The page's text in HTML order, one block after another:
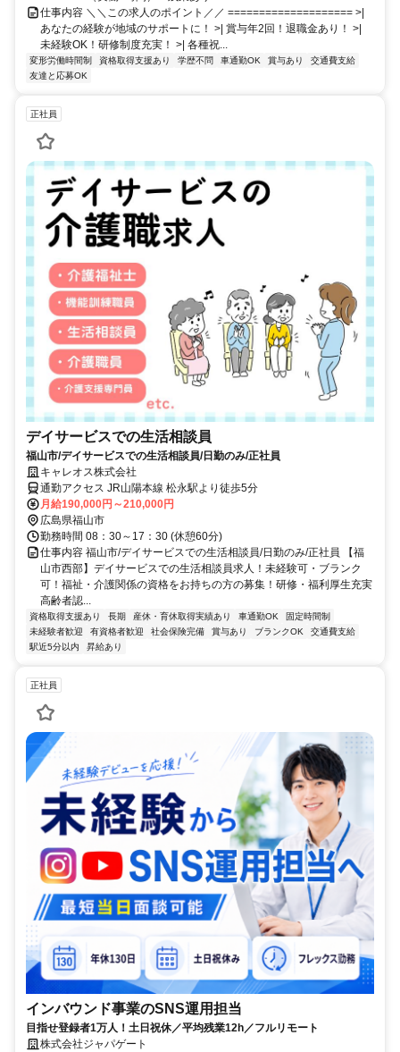
仕事内容 ＼＼この求人のポイント／／ ==================== >|
あなたの経験が地域のサポートに！ >| 賞与年2回！退職金あり！ >|
未経験OK！研修制度充実！ >| 各種祝...
変形労働時間制 資格取得支援あり 学歴不問 車通勤OK 賞与あり
交通費支給
友達と応募OK
正社員
デイサービスでの生活相談員
福山市/デイサービスでの生活相談員/日勤のみ/正社員
キャレオス株式会社
通勤アクセス JR山陽本線 松永駅より徒歩5分
月給190,000円～210,000円
広島県福山市
勤務時間 08：30～17：30 (休憩60分)
仕事内容 福山市/デイサービスでの生活相談員/日勤のみ/正社員 【福
山市西部】デイサービスでの生活相談員求人！未経験可・ブランク
可！福祉・介護関係の資格をお持ちの方の募集！研修・福利厚生充実
高齢者認...
資格取得支援あり 長期 産休・育休取得実績あり 車通勤OK
固定時間制
未経験者歓迎
有資格者歓迎 社会保険完備 賞与あり ブランクOK
交通費支給
駅近5分以内
昇給あり
正社員
インバウンド事業のSNS運用担当
目指せ登録者1万人！土日祝休／平均残業12h／フルリモート
株式会社ジャパゲート